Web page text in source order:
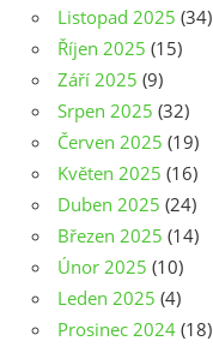
Listopad 2025 (34)
Říjen 2025 (15)
Září 2025 (9)
Srpen 2025 (32)
Červen 2025 (19)
Květen 2025 (16)
Duben 2025 (24)
Březen 2025 (14)
Únor 2025 (10)
Leden 2025 (4)
Prosinec 2024 (18)